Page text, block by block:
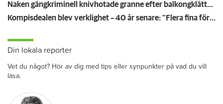
Naken gängkriminell knivhotade granne efter balkongklättring
Kompisdealen blev verklighet – 40 år senare: "Flera fina fördelar med att dela bostad"
Din lokala reporter
Vet du något? Hör av dig med tips eller synpunkter på vad du vill
läsa.